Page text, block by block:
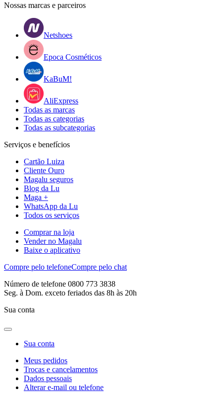
Nossas marcas e parceiros
Netshoes
Epoca Cosméticos
KaBuM!
AliExpress
Todas as marcas
Todas as categorias
Todas as subcategorias
Serviços e benefícios
Cartão Luiza
Cliente Ouro
Magalu seguros
Blog da Lu
Maga +
WhatsApp da Lu
Todos os serviços
Comprar na loja
Vender no Magalu
Baixe o aplicativo
Compre pelo telefoneCompre pelo chat
Número de telefone 0800 773 3838
Seg. à Dom. exceto feriados das 8h às 20h
Sua conta
Sua conta
Meus pedidos
Trocas e cancelamentos
Dados pessoais
Alterar e-mail ou telefone